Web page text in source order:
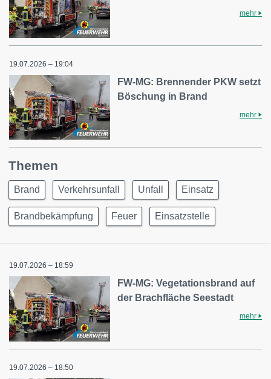
mehr
19.07.2026 – 19:04
FW-MG: Brennender PKW setzt
Böschung in Brand
mehr
Themen
Brand Verkehrsunfall Unfall Einsatz
Brandbekämpfung Feuer Einsatzstelle
19.07.2026 – 18:59
FW-MG: Vegetationsbrand auf
der Brachfläche Seestadt
mehr
19.07.2026 – 18:50